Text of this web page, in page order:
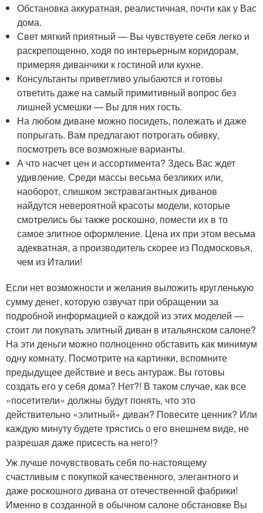
Обстановка аккуратная, реалистичная, почти как у Вас
дома.
Свет мягкий приятный — Вы чувствуете себя легко и
раскрепощенно, ходя по интерьерным коридорам,
примеряя диванчики к гостиной или кухне.
Консультанты приветливо улыбаются и готовы
ответить даже на самый примитивный вопрос без
лишней усмешки — Вы для них гость.
На любом диване можно посидеть, полежать и даже
попрыгать. Вам предлагают потрогать обивку,
посмотреть все возможные варианты.
А что насчет цен и ассортимента? Здесь Вас ждет
удивление. Среди массы весьма безликих или,
наоборот, слишком экстравагантных диванов
найдутся невероятной красоты модели, которые
смотрелись бы также роскошно, помести их в то
самое элитное оформление. Цена их при этом весьма
адекватная, а производитель скорее из Подмосковья,
чем из Италии!
Если нет возможности и желания выложить кругленькую
сумму денег, которую озвучат при обращении за
подробной информацией о каждой из этих моделей —
стоит ли покупать элитный диван в итальянском салоне?
На эти деньги можно полноценно обставить как минимум
одну комнату. Посмотрите на картинки, вспомните
предыдущее действие и весь антураж. Вы готовы
создать его у себя дома? Нет?! В таком случае, как все
«посетители» должны будут понять, что это
действительно «элитный» диван? Повесите ценник? Или
каждую минуту будете трястись о его внешнем виде, не
разрешая даже присесть на него!?
Уж лучше почувствовать себя по-настоящему
счастливым с покупкой качественного, элегантного и
даже роскошного дивана от отечественной фабрики!
Именно в созданной в обычном салоне обстановке Вы